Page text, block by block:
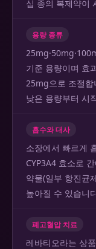
십 종의 복제약이
용량 종류
기준 용량이며 효
25mg으로 조절합
낮은 용량부터 시
흡수와 대사
소장에서 빠르게
CYP3A4 효소로
약물(일부 항진균
높아질 수 있습니
폐고혈압 치료
레바티오라는 상